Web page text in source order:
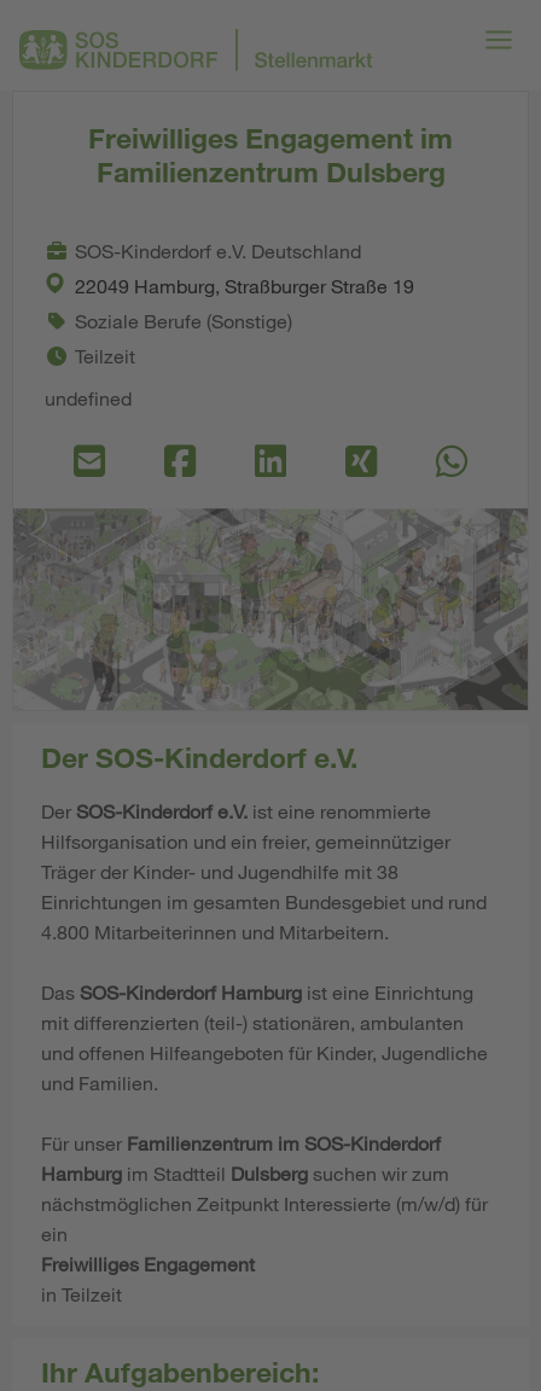
Freiwilliges Engagement im
Familienzentrum Dulsberg
SOS-Kinderdorf e.V. Deutschland
22049 Hamburg, Straßburger Straße 19
Soziale Berufe (Sonstige)
Teilzeit
undefined
Der SOS-Kinderdorf e.V.
Der SOS-Kinderdorf e.V. ist eine renommierte
Hilfsorganisation und ein freier, gemeinnütziger
Träger der Kinder- und Jugendhilfe mit 38
Einrichtungen im gesamten Bundesgebiet und rund
4.800 Mitarbeiterinnen und Mitarbeitern.
Das SOS-Kinderdorf Hamburg ist eine Einrichtung
mit differenzierten (teil-) stationären, ambulanten
und offenen Hilfeangeboten für Kinder, Jugendliche
und Familien.
Für unser Familienzentrum im SOS-Kinderdorf
Hamburg im Stadtteil Dulsberg suchen wir zum
nächstmöglichen Zeitpunkt Interessierte (m/w/d) für
ein
Freiwilliges Engagement
in Teilzeit
Ihr Aufgabenbereich: